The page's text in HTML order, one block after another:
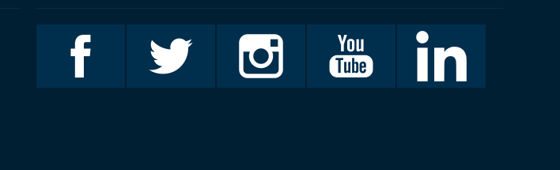
Invalidiliitto
Facebookissa
Invalidiliitto
Twitterissä
Invalidiliitto
Instagramissa
Invalidiliitto
Youtubessa
LinkedIn